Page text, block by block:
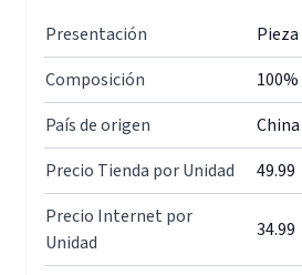
Presentación
Pieza
Composición
País de origen
China
Precio Tienda por Unidad
49.99
Precio Internet por
Unidad
34.99